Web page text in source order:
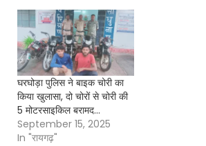
घरघोड़ा पुलिस ने बाइक चोरी का
किया खुलासा, दो चोरों से चोरी की
5 मोटरसाइकिल बरामद…
September 15, 2025
In "रायगढ़"